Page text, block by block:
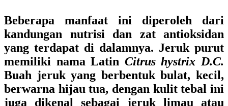
Beberapa manfaat ini diperoleh dari
kandungan nutrisi dan zat antioksidan
yang terdapat di dalamnya. Jeruk purut
memiliki nama Latin Citrus hystrix D.C.
Buah jeruk yang berbentuk bulat, kecil,
berwarna hijau tua, dengan kulit tebal ini
juga dikenal sebagai jeruk limau atau